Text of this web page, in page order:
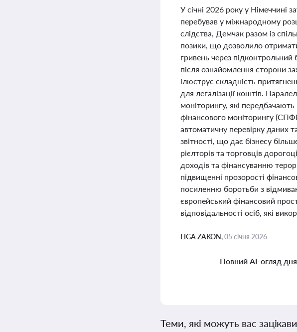
У січні 2026 року у Німеччині
перебував у міжнародному
слідства, Демчак разом із
позики, що дозволило
гривень через
після ознайомлення сторони
ілюструє складність
для легалізації коштів.
моніторингу, які
фінансового моніторингу
автоматичну перевірку даних
звітності, що дає бізнесу
рієлторів та торговців
доходів та фінансуванню
підвищенні прозорості
посиленню боротьби з
європейський фінансовий
відповідальності осіб, які
LIGA ZAKON,05 січня 2026
Повний AI-огляд дня
Теми, які можуть вас